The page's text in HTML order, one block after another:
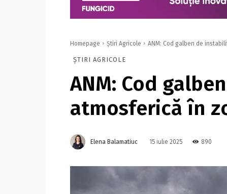
Homepage Știri Agricole ANM: Cod galben de
ȘTIRI AGRICOLE
ANM: Cod
atmosferică în
Elena Balamatiuc 15 iulie 2025 890